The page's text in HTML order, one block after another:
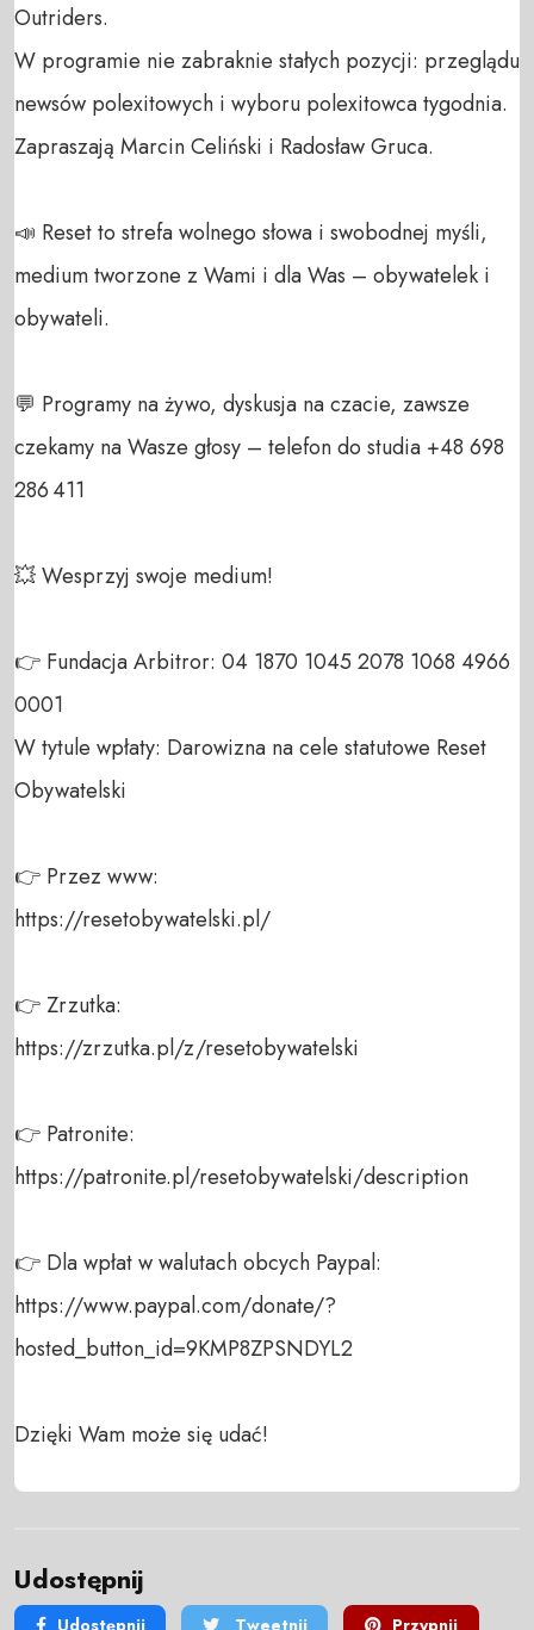
Outriders.
W programie nie zabraknie stałych pozycji: przeglądu
newsów polexitowych i wyboru polexitowca tygodnia.
Zapraszają Marcin Celiński i Radosław Gruca.
📣 Reset to strefa wolnego słowa i swobodnej myśli,
medium tworzone z Wami i dla Was – obywatelek i
obywateli.
💬 Programy na żywo, dyskusja na czacie, zawsze
czekamy na Wasze głosy – telefon do studia +48 698
286 411
💥 Wesprzyj swoje medium!
👉 Fundacja Arbitror: 04 1870 1045 2078 1068 4966
0001
W tytule wpłaty: Darowizna na cele statutowe Reset
Obywatelski
👉 Przez www:
https://resetobywatelski.pl/
👉 Zrzutka:
https://zrzutka.pl/z/resetobywatelski
👉 Patronite:
https://patronite.pl/resetobywatelski/description
👉 Dla wpłat w walutach obcych Paypal:
https://www.paypal.com/donate/?
hosted_button_id=9KMP8ZPSNDYL2
Dzięki Wam może się udać!
Udostępnij